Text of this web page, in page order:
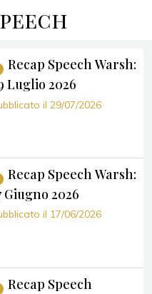
Recap Speech Warsh:
Luglio 2026
il 29/07/2026
Recap Speech Warsh:
Giugno 2026
il 17/06/2026
Recap Speech